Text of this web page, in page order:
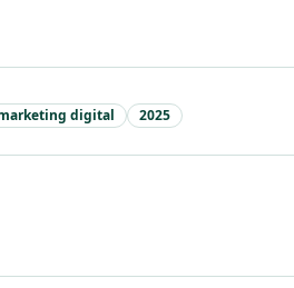
digital 2025